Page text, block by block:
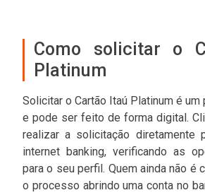
Como solicitar o
Platinum
Solicitar o Cartão Itaú Platinum é
e pode ser feito de forma digital.
realizar a solicitação diretamente
internet banking, verificando as
para o seu perfil. Quem ainda não é
o processo abrindo uma conta no